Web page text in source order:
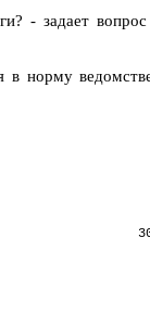
- задает вопрос
норму